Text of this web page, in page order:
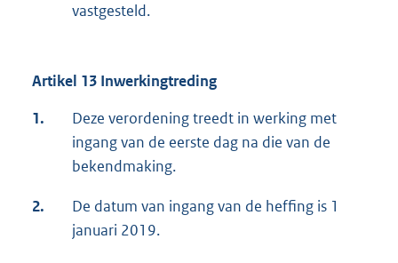
vastgesteld.
Artikel 13 Inwerkingtreding
1.
Deze verordening treedt in werking met
ingang van de eerste dag na die van de
bekendmaking.
2.
De datum van ingang van de heffing is 1
januari 2019.